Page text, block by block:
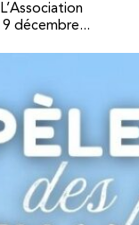
9 décembre...